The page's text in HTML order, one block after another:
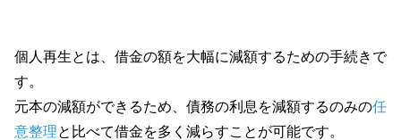
個人再生とは、借金の額を大幅に減額するための手続きで
す。
元本の減額ができるため、債務の利息を減額するのみの任
意整理と比べて借金を多く減らすことが可能です。